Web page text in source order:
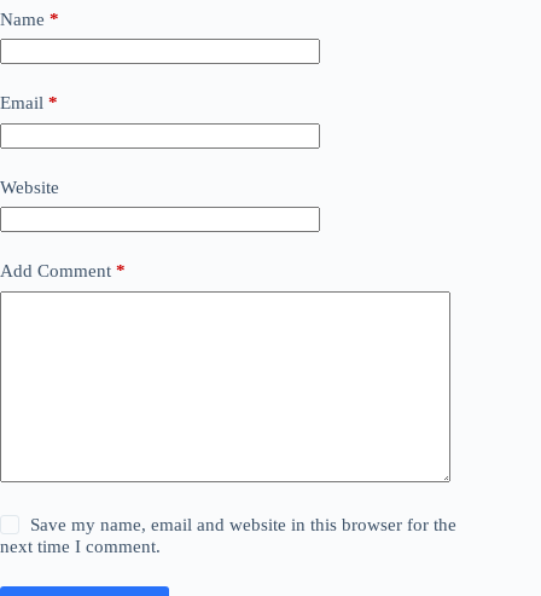
Name *
Email *
Website
Add Comment *
Save my name, email and website in this browser for the
next time I comment.